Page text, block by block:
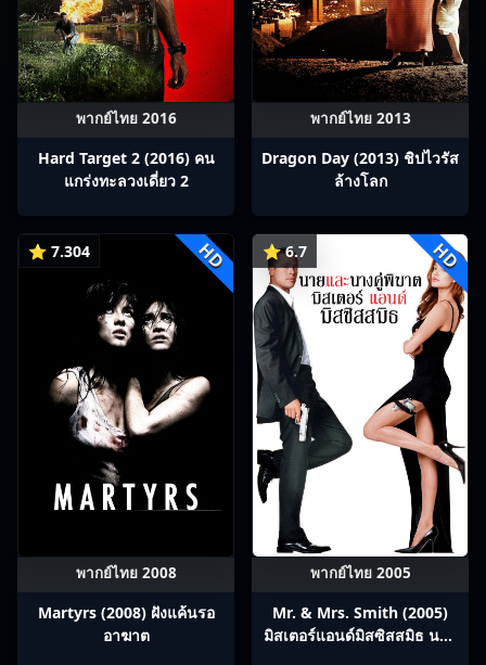
พากย์ไทย 2016
Hard Target 2 (2016) คน
แกร่งทะลวงเดี่ยว 2
พากย์ไทย 2013
Dragon Day (2013) ชิปไวรัส
ล้างโลก
⭐ 7.304 HD
พากย์ไทย 2008
Martyrs (2008) ฝังแค้นรอ
อาฆาต
⭐ 6.7 HD
พากย์ไทย 2005
Mr. & Mrs. Smith (2005)
มิสเตอร์แอนด์มิสซิสสมิธ นาย